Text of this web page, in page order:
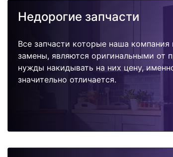
Недорогие запчасти
Все запчасти которые наша компания
замены, являются оригинальными от
нужды накидывать на них цену,
значительно отличается.